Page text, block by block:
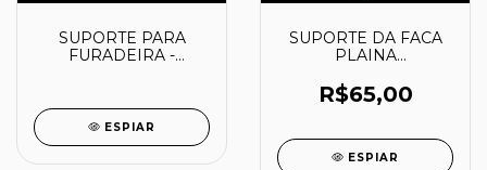
SUPORTE PARA
FURADEIRA -
ESPIAR
SUPORTE DA FACA
PLAINA
2012NB - MAKITA
R$65,00
ESPIAR